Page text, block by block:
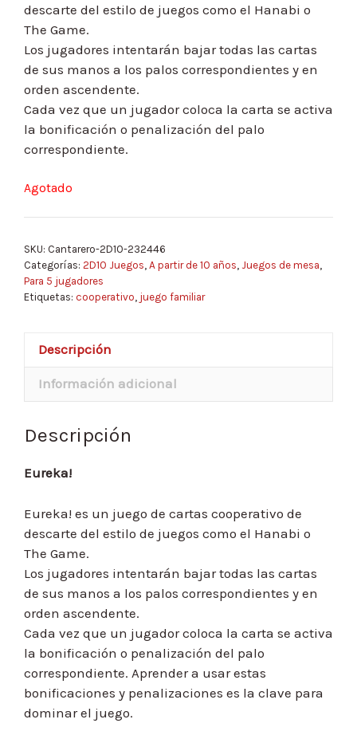
descarte del estilo de juegos como el Hanabi o
The Game.
Los jugadores intentarán bajar todas las cartas
de sus manos a los palos correspondientes y en
orden ascendente.
Cada vez que un jugador coloca la carta se activa
la bonificación o penalización del palo
correspondiente.
Agotado
SKU: Cantarero-2D10-232446
Categorías: 2D10 Juegos A partir de 10 años Juegos de mesa
Para 5 jugadores
Etiquetas: cooperativo juego familiar
Descripción
Información adicional
Descripción
Eureka!
Eureka! es un juego de cartas cooperativo de
descarte del estilo de juegos como el Hanabi o
The Game.
Los jugadores intentarán bajar todas las cartas
de sus manos a los palos correspondientes y en
orden ascendente.
Cada vez que un jugador coloca la carta se activa
la bonificación o penalización del palo
correspondiente. Aprender a usar estas
bonificaciones y penalizaciones es la clave para
dominar el juego.